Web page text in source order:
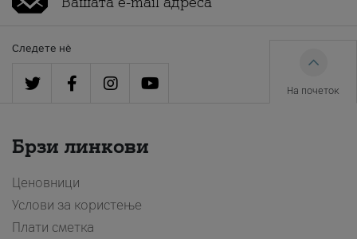
Следете нè
На почеток
Брзи линкови
Ценовници
Услови за користење
Плати сметка